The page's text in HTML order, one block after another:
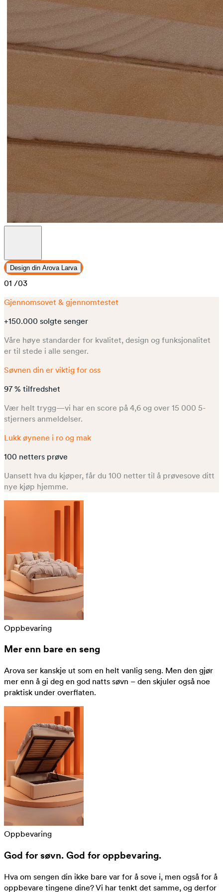
Design din Arova Larva
01 /03
Gjennomsovet & gjennomtestet
+150.000 solgte senger
Våre høye standarder for kvalitet, design og funksjonalitet
er til stede i alle senger.
Søvnen din er viktig for oss
97 % tilfredshet
Vær helt trygg—vi har en score på 4,6 og over 15 000 5-
stjerners anmeldelser.
Lukk øynene i ro og mak
100 netters prøve
Uansett hva du kjøper, får du 100 netter til å prøvesove ditt
nye kjøp hjemme.
Oppbevaring
Mer enn bare en seng
Arova ser kanskje ut som en helt vanlig seng. Men den gjør
mer enn å gi deg en god natts søvn – den skjuler også noe
praktisk under overflaten.
Oppbevaring
God for søvn. God for oppbevaring.
Hva om sengen din ikke bare var for å sove i, men også for å
oppbevare tingene dine? Vi har tenkt det samme, og derfor